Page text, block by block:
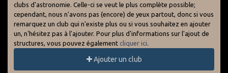
clubs d'astronomie. Celle-ci se veut le plus complète possible;
cependant, nous n'avons pas (encore) de yeux partout, donc si vous
remarquez un club qui n'existe plus ou si vous souhaitez en ajouter
un, n'hésitez pas à l'ajouter. Pour plus d'informations sur l'ajout de
structures, vous pouvez également cliquer ici.
Ajouter un club